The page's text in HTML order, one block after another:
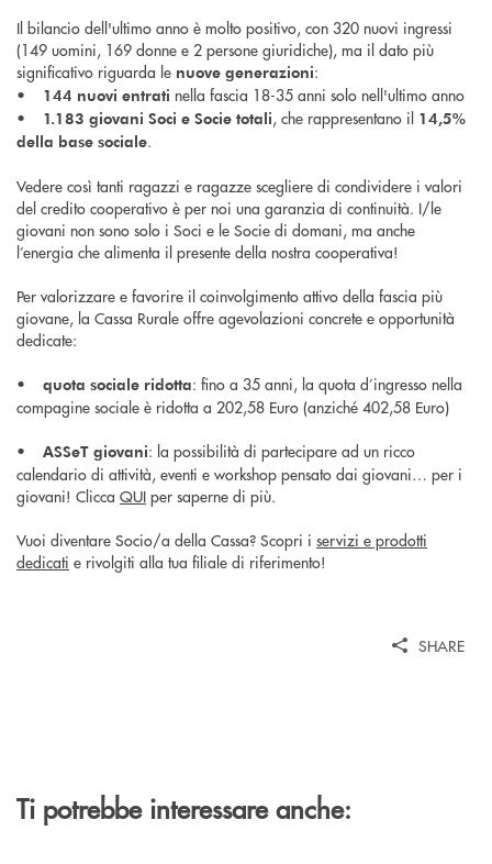
Il bilancio dell'ultimo anno è molto positivo, con 320 nuovi ingressi
(149 uomini, 169 donne e 2 persone giuridiche), ma il dato più
significativo riguarda le nuove generazioni:
• 144 nuovi entrati nella fascia 18-35 anni solo nell'ultimo anno
• 1.183 giovani Soci e Socie totali, che rappresentano il 14,5%
della base sociale.
Vedere così tanti ragazzi e ragazze scegliere di condividere i valori
del credito cooperativo è per noi una garanzia di continuità. I/le
giovani non sono solo i Soci e le Socie di domani, ma anche
l’energia che alimenta il presente della nostra cooperativa!
Per valorizzare e favorire il coinvolgimento attivo della fascia più
giovane, la Cassa Rurale offre agevolazioni concrete e opportunità
dedicate:
• quota sociale ridotta: fino a 35 anni, la quota d’ingresso nella
compagine sociale è ridotta a 202,58 Euro (anziché 402,58 Euro)
• ASSeT giovani: la possibilità di partecipare ad un ricco
calendario di attività, eventi e workshop pensato dai giovani… per i
giovani! Clicca QUI per saperne di più.
Vuoi diventare Socio/a della Cassa? Scopri i servizi e prodotti
dedicati e rivolgiti alla tua filiale di riferimento!
SHARE
Ti potrebbe interessare anche: